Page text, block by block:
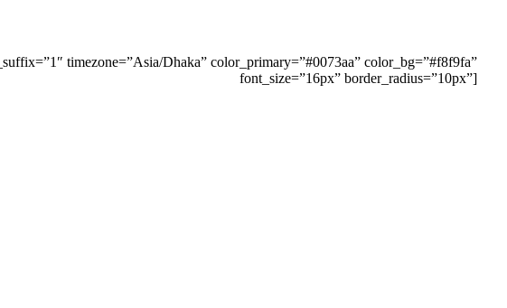
timezone=”Asia/Dhaka” color_primary=”#0073aa” color_bg=”#f8f9fa”
font_size=”16px” border_radius=”10px”]